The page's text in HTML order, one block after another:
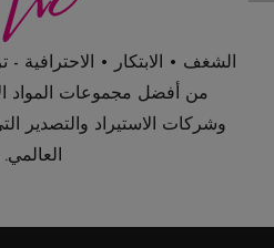
الشغف • الابتكار • الاحترافية
من أفضل مجموعات المواد
وشركات الاستيراد والتصدير
العالمي.